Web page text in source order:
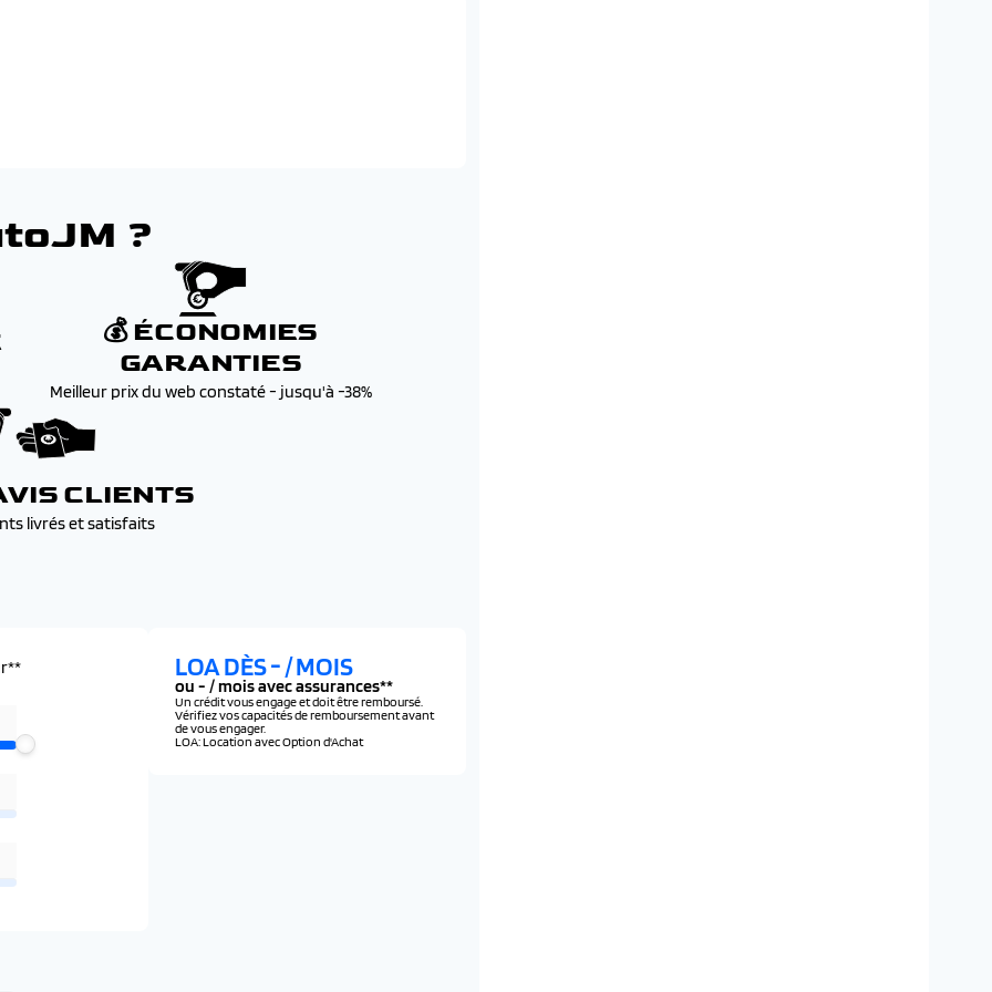
involontaire de ligne et corrige automatiquement la
?
💰 ÉCONOMIES
GARANTIES
Meilleur prix du web constaté - jusqu'à -38%
CLIENTS
livrés et satisfaits
LOA DÈS-/ MOIS
ou- / mois avec assurances**
Un crédit vous engage et doit être remboursé.
Vérifiez vos capacités de remboursement avant
de vous engager.
LOA: Location avec Option d'Achat